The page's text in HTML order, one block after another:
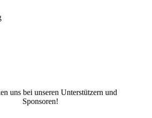
uns bei unseren Unterstützern und
Sponsoren!